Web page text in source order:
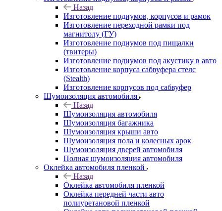
Назад
Изготовление подиумов, корпусов и рамок
Изготовление переходной рамки под
магнитолу (ГУ)
Изготовление подиумов под пищалки
(твитеры)
Изготовление подиумов под акустику в авто
Изготовление корпуса сабвуфера стелс
(Stealth)
Изготовление корпусов под сабвуфер
Шумоизоляция автомобиля
Назад
Шумоизоляция автомобиля
Шумоизоляция багажника
Шумоизоляция крыши авто
Шумоизоляция пола и колесных арок
Шумоизоляция дверей автомобиля
Полная шумоизоляция автомобиля
Оклейка автомобиля пленкой
Назад
Оклейка автомобиля пленкой
Оклейка передней части авто
полиуретановой пленкой